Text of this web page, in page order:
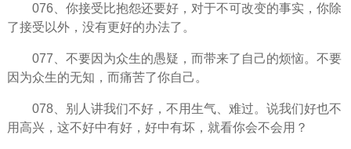
076、你接受比抱怨还要好，对于不可改变的事实，你除
了接受以外，没有更好的办法了。
077、不要因为众生的愚疑，而带来了自己的烦恼。不要
因为众生的无知，而痛苦了你自己。
078、别人讲我们不好，不用生气、难过。说我们好也不
用高兴，这不好中有好，好中有坏，就看你会不会用？